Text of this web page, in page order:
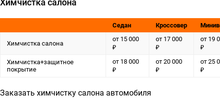
Химчистка салона
Седан Кроссовер
Химчистка салона
от 15 000
₽
от 17 000
₽
от 19
₽
Химчистка+защитное
покрытие
от 18 000
₽
от 20 000
₽
от 25
₽
Заказать химчистку салона автомобиля